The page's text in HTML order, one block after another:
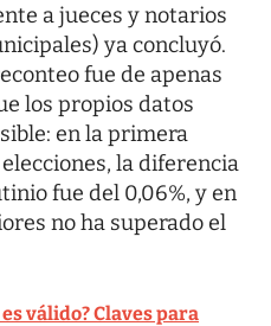
a jueces y notarios
ya concluyó.
fue de apenas
los propios datos
en la primera
la diferencia
fue del 0,06%, y en
no ha superado el
válido? Claves para